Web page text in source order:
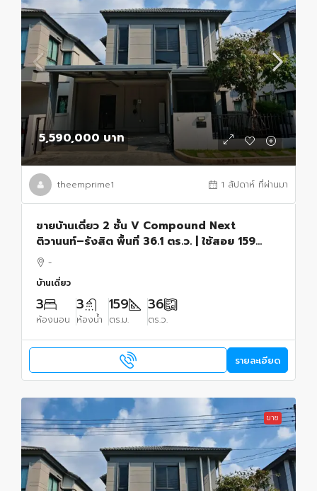
5,590,000 บาท
theemprime1 1 สัปดาห์ ที่ผ่านมา
ขายบ้านเดี่ยว 2 ชั้น V Compound Next
ติวานนท์–รังสิต พื้นที่ 36.1 ตร.ว. | ใช้สอย 159
ตร.ม.
-
บ้านเดี่ยว
3
ห้องนอน
3
ห้องน้ำ
159
ตร.ม.
36
ตร.ว.
รายละเอียด
ขาย